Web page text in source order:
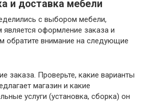
и доставка мебели
с выбором мебели,
оформление заказа и
обратите внимание на следующие
заказа. Проверьте, какие варианты
магазин и какие
услуги (установка, сборка) он